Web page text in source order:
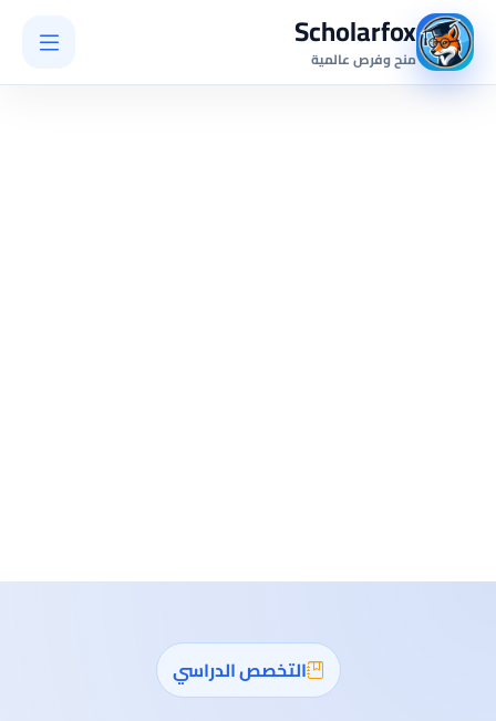
Scholarfox
منح وفرص عالمية
التخصص الدراسي